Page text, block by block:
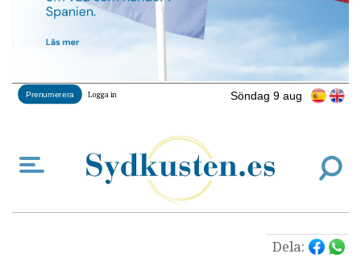
Söndag 9 aug
Prenumerera Logga in
Dela: